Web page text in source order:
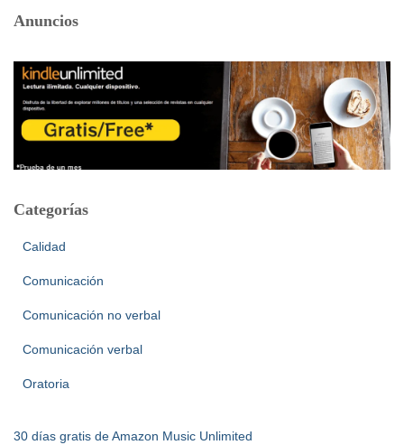
Anuncios
Categorías
Calidad
Comunicación
Comunicación no verbal
Comunicación verbal
Oratoria
30 días gratis de Amazon Music Unlimited